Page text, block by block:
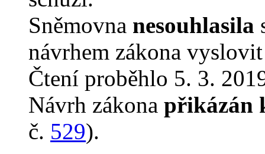
Sněmovna nesouhlasila
návrhem zákona
Čtení proběhlo 5. 3.
Návrh zákona přikázán
č. 529).